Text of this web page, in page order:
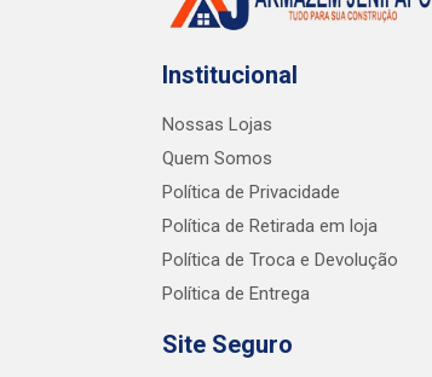
Institucional
Nossas Lojas
Quem Somos
Política de Privacidade
Política de Retirada em loja
Política de Troca e Devolução
Política de Entrega
Site Seguro